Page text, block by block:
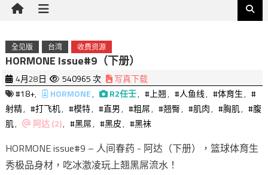
全见版 台湾 收费资源
HORMONE Issue#9（下册）
4月28日 540965 次
写真下载
#18+, HORMONE, R2任壬, #上翘, #人鱼线, #体育生, #
射精, #打飞机, #模特, #直男, #粗屌, #翘臀, #肌肉, #胸肌, #腹
肌, 阿达 (2), #黑屌, #黑皮, #黑袜
HORMONE issue#9 – 人间春药 - 阿达（下册），篮球体育生
秀极品身材，吃冰激凌玩上翘黑屌流水！